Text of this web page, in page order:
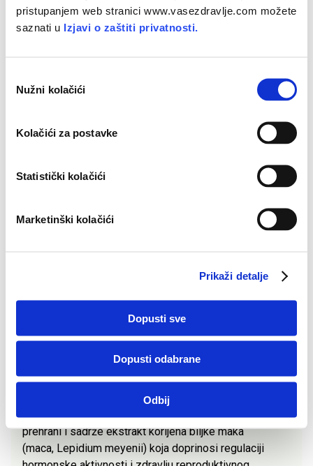
pristupanjem web stranici www.vasezdravlje.com možete
saznati u Izjavi o zaštiti privatnosti.
Nužni kolačići
Kolačići za postavke
Statistički kolačići
Marketinški kolačići
Prikaži detalje
Dopusti sve
Dopusti odabrane
Odbij
Datum objave članka:1. 6. 2007.
Femmenessence
MacaLife
Femmenessence MacaLife kapsule su dodatak
prehrani i sadrže ekstrakt korijena biljke maka
(maca, Lepidium meyenii) koja doprinosi regulaciji